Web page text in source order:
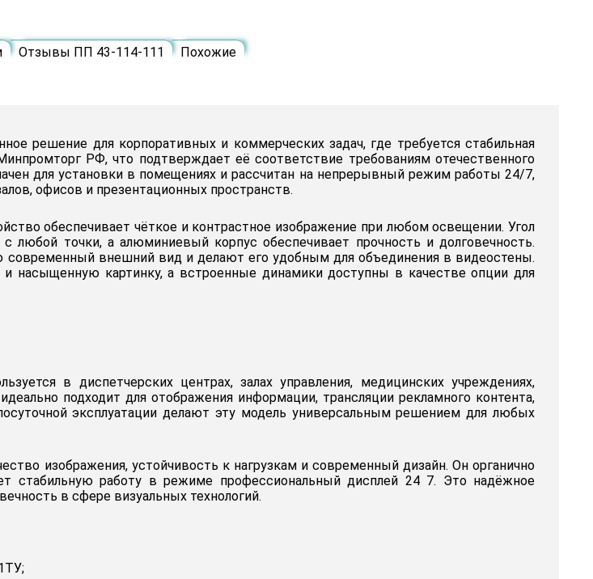
Отзывы ПП 43-114-111 Похожие
решение для корпоративных и коммерческих задач, где требуется стабильная
РФ, что подтверждает её соответствие требованиям отечественного
для установки в помещениях и рассчитан на непрерывный режим работы 24/7,
офисов и презентационных пространств.
обеспечивает чёткое и контрастное изображение при любом освещении. Угол
любой точки, а алюминиевый корпус обеспечивает прочность и долговечность.
внешний вид и делают его удобным для объединения в видеостены.
насыщенную картинку, а встроенные динамики доступны в качестве опции для
в диспетчерских центрах, залах управления, медицинских учреждениях,
подходит для отображения информации, трансляции рекламного контента,
эксплуатации делают эту модель универсальным решением для любых
изображения, устойчивость к нагрузкам и современный дизайн. Он органично
стабильную работу в режиме профессиональный дисплей 24 7. Это надёжное
в сфере визуальных технологий.